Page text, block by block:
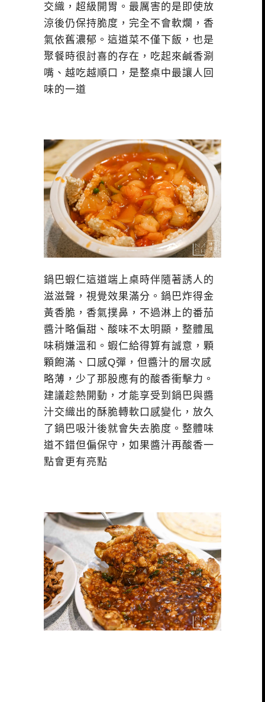
交織，超級開胃。最厲害的是即使放
涼後仍保持脆度，完全不會軟爛，香
氣依舊濃郁。這道菜不僅下飯，也是
聚餐時很討喜的存在，吃起來鹹香涮
嘴、越吃越順口，是整桌中最讓人回
味的一道
鍋巴蝦仁這道端上桌時伴隨著誘人的
滋滋聲，視覺效果滿分。鍋巴炸得金
黃香脆，香氣撲鼻，不過淋上的番茄
醬汁略偏甜、酸味不太明顯，整體風
味稍嫌溫和。蝦仁給得算有誠意，顆
顆飽滿、口感Q彈，但醬汁的層次感
略薄，少了那股應有的酸香衝擊力。
建議趁熱開動，才能享受到鍋巴與醬
汁交織出的酥脆轉軟口感變化，放久
了鍋巴吸汁後就會失去脆度。整體味
道不錯但偏保守，如果醬汁再酸香一
點會更有亮點